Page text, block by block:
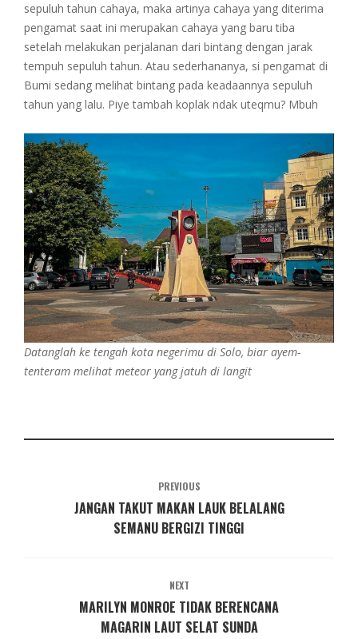
sepuluh tahun cahaya, maka artinya cahaya yang diterima
pengamat saat ini merupakan cahaya yang baru tiba
setelah melakukan perjalanan dari bintang dengan jarak
tempuh sepuluh tahun. Atau sederhananya, si pengamat di
Bumi sedang melihat bintang pada keadaannya sepuluh
tahun yang lalu. Piye tambah koplak ndak uteqmu? Mbuh
Datanglah ke tengah kota negerimu di Solo, biar ayem-
tenteram melihat meteor yang jatuh di langit
PREVIOUS
JANGAN TAKUT MAKAN LAUK BELALANG
SEMANU BERGIZI TINGGI
NEXT
MARILYN MONROE TIDAK BERENCANA
MAGARIN LAUT SELAT SUNDA